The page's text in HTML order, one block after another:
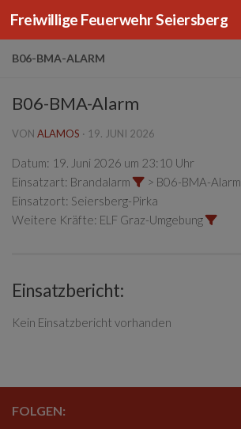
Zum Inhalt springen
Freiwillige Feuerwehr Seiersberg
B06-BMA-ALARM
B06-BMA-Alarm
VON ALAMOS · 19. JUNI 2026
Datum: 19. Juni 2026 um 23:10 Uhr
Einsatzart: Brandalarm
> B06-BMA-Alarm
Einsatzort: Seiersberg-Pirka
Weitere Kräfte: ELF Graz-Umgebung
Einsatzbericht:
Kein Einsatzbericht vorhanden
FOLGEN: